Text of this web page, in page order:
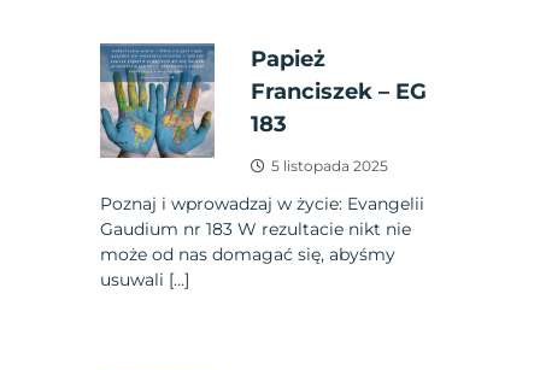
Papież
Franciszek – EG
183
5 listopada 2025
Poznaj i wprowadzaj w życie: Evangelii
Gaudium nr 183 W rezultacie nikt nie
może od nas domagać się, abyśmy
usuwali […]